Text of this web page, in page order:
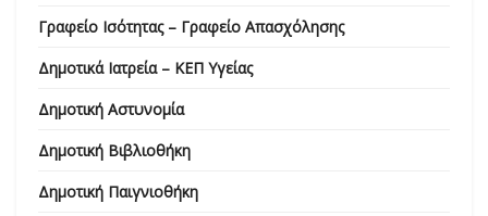
Γραφείο Ισότητας – Γραφείο Απασχόλησης
Δημοτικά Ιατρεία – ΚΕΠ Υγείας
Δημοτική Αστυνομία
Δημοτική Βιβλιοθήκη
Δημοτική Παιγνιοθήκη